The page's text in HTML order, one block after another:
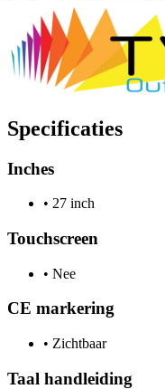
Specificaties
Inches
• 27 inch
Touchscreen
• Nee
CE markering
• Zichtbaar
Taal handleiding